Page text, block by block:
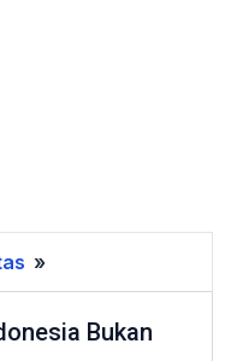
»
Bukan
Arab,Bukan